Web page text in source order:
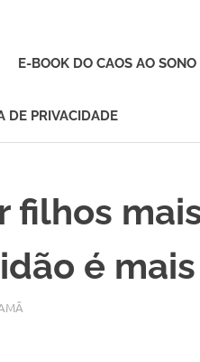
E-BOOK DO CAOS AO
DE PRIVACIDADE
filhos
é